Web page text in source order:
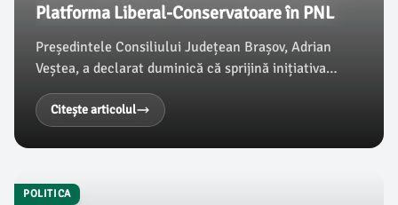
Platforma Liberal-Conservatoare în PNL
Președintele Consiliului Județean Brașov, Adrian
Veștea, a declarat duminică că sprijină inițiativa
Platformei Liberal-Conservatoare din cadrul PNL, un
demers menționat de el ca esențial pentru
reafirmarea identității doctrinare a partidului. Decizia
sa vine după ce Eugen Tomac și-a depus mandatul ca
Citește articolul
POLITICA